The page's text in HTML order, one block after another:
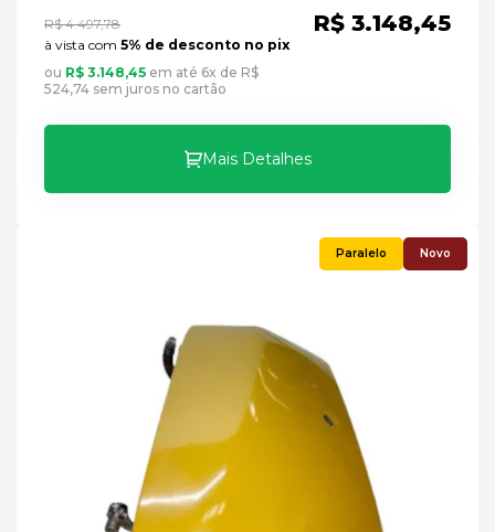
R$ 4.497,78 R$ 3.148,45
à vista com 5% de desconto no pix
ou R$ 3.148,45 em até 6x de R$
524,74 sem juros no cartão
Mais Detalhes
Novo